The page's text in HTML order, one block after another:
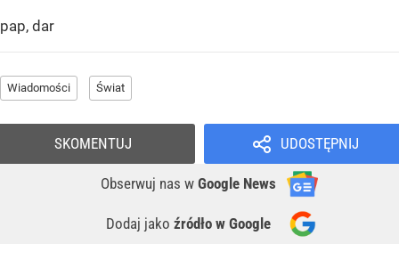
pap, dar
Wiadomości Świat
UDOSTĘPNIJ
Obserwuj nas w Google News
Dodaj jako źródło w Google
SKOMENTUJ